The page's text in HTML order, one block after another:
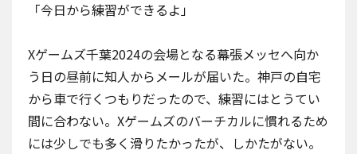
「今日から練習ができるよ」
Xゲームズ千葉2024の会場となる幕張メッセへ向か
う日の昼前に知人からメールが届いた。神戸の自宅
から車で行くつもりだったので、練習にはとうてい
間に合わない。Xゲームズのバーチカルに慣れるため
には少しでも多く滑りたかったが、しかたがない。